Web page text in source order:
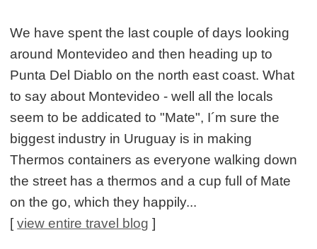
We have spent the last couple of days looking
around Montevideo and then heading up to
Punta Del Diablo on the north east coast. What
to say about Montevideo - well all the locals
seem to be addicated to "Mate", I´m sure the
biggest industry in Uruguay is in making
Thermos containers as everyone walking down
the street has a thermos and a cup full of Mate
on the go, which they happily...
[view entire travel blog ]